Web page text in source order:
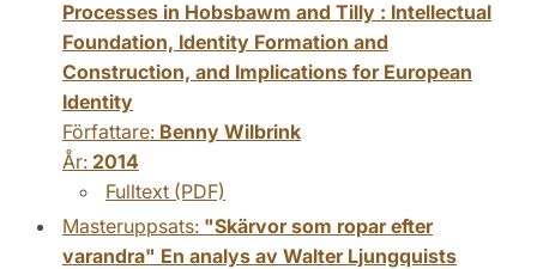
Processes in Hobsbawm and Tilly : Intellectual
Foundation, Identity Formation and
Construction, and Implications for European
Identity
Författare: Benny Wilbrink
År: 2014
Fulltext (PDF)
Masteruppsats: "Skärvor som ropar efter
varandra" En analys av Walter Ljungquists